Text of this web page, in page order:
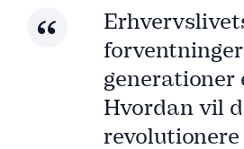
generationer
Hvordan vil